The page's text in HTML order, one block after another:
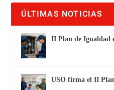
ÚLTIMAS NOTICIAS
II Plan de Igualdad
USO firma el II